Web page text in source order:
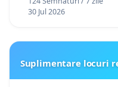
30 Jul 2026
Suplimentare locuri